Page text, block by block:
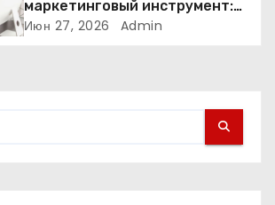
маркетинговый инструмент:
почему физическое
Июн 27, 2026 Admin